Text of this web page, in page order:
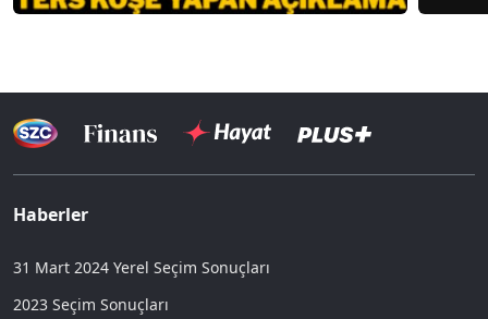
Haberler
31 Mart 2024 Yerel Seçim Sonuçları
2023 Seçim Sonuçları